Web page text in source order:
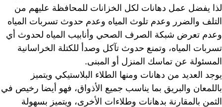
لذا يفضل عمل دهانات لكل الخزانات للمحافظة عليهم من
التلف والضرر وعدم تلوث المياه وعدم حدوث تسربات المياه
وعدم تعرض شبكة الصرف الصحي وأنابيب المياه لحدوث أي
تسربات المياه، وتمنع حدوث تآكل وصدأ للكتلة الخراسانية
المسئولة عن تماسك المنزل أو المبنى.
يوجد العديد من دهانات ومنها الطلاء البلاستيكي ويتميز
باللمعان والبريق بما يناسب جميع الأذواق، فهو أيضا رخيص في
الثمن بالمقارنة بدهانات وطلاءات الأخرى، ويتميز بسهولة